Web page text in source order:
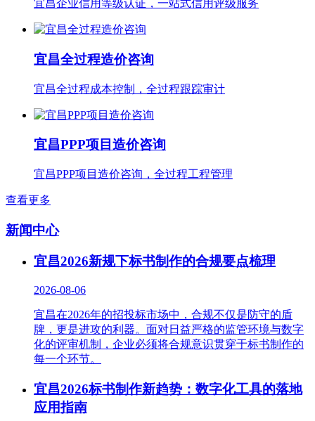
宜昌企业信用等级认证，一站式信用评级服务
宜昌全过程造价咨询
宜昌全过程成本控制，全过程跟踪审计
宜昌PPP项目造价咨询
宜昌PPP项目造价咨询，全过程工程管理
查看更多
新闻中心
宜昌2026新规下标书制作的合规要点梳理
2026-08-06
宜昌在2026年的招投标市场中，合规不仅是防守的盾
牌，更是进攻的利器。面对日益严格的监管环境与数字
化的评审机制，企业必须将合规意识贯穿于标书制作的
每一个环节。
宜昌2026标书制作新趋势：数字化工具的落地
应用指南